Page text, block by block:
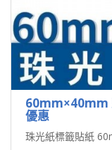
60mm×40mm
優惠
珠光紙標籤貼紙